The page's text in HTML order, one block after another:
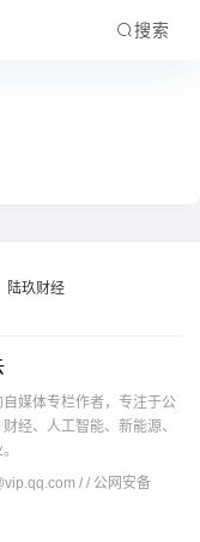
搜索
陆玖财经
媒体专栏作者，专注于公
经、人工智能、新能源、
/ / 公网安备